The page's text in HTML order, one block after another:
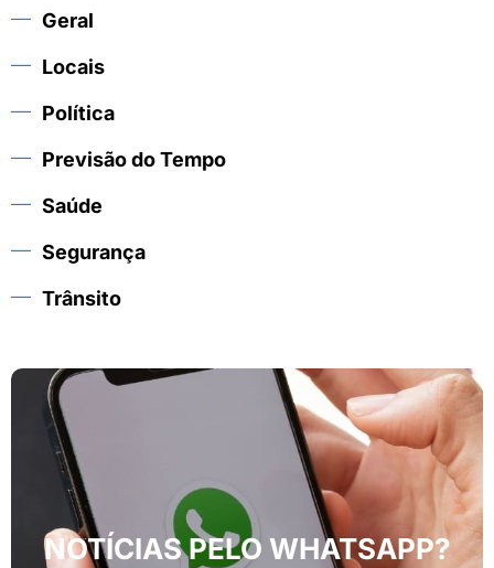
Geral
Locais
Política
Previsão do Tempo
Saúde
Segurança
Trânsito
NOTÍCIAS PELO WHATSAPP?